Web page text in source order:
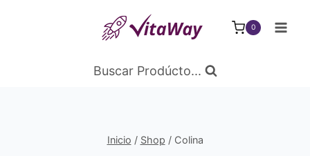
0
Buscar Prodúcto...
Inicio / Shop / Colina